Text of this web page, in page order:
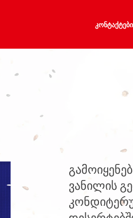
ᲙᲝᲜᲢᲐᲥᲢᲔᲑᲘ
ვანილის